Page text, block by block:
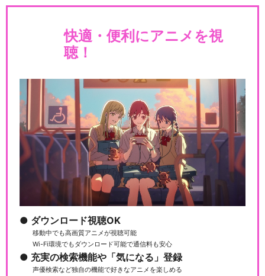
快適・便利にアニメを視
聴！
ダウンロード視聴OK
移動中でも高画質アニメが視聴可能
Wi-Fi環境でもダウンロード可能で通信料も安心
充実の検索機能や「気になる」登録
声優検索など独自の機能で好きなアニメを楽しめる